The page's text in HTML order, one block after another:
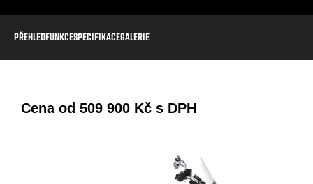
PŘEHLEDFUNKCESPECIFIKACEGALERIE
Cena od 509 900 Kč s DPH